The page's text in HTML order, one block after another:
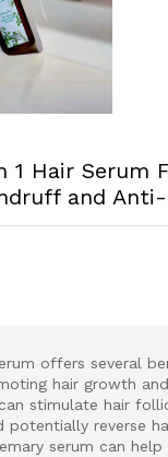
1 Hair Serum
and
offers several
hair growth
stimulate hair
potentially reverse
serum can